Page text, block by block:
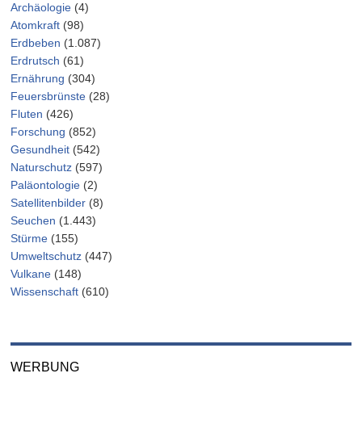
Archäologie (4)
Atomkraft (98)
Erdbeben (1.087)
Erdrutsch (61)
Ernährung (304)
Feuersbrünste (28)
Fluten (426)
Forschung (852)
Gesundheit (542)
Naturschutz (597)
Paläontologie (2)
Satellitenbilder (8)
Seuchen (1.443)
Stürme (155)
Umweltschutz (447)
Vulkane (148)
Wissenschaft (610)
WERBUNG